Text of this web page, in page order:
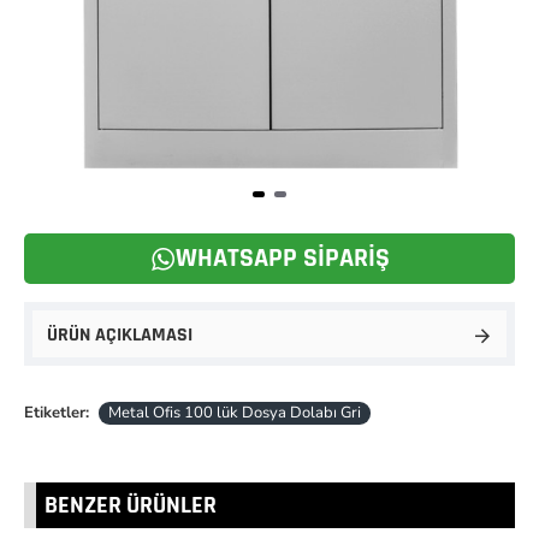
WHATSAPP SIPARIŞ
ÜRÜN AÇIKLAMASI
Etiketler: Metal Ofis 100 lük Dosya Dolabı Gri
BENZER ÜRÜNLER